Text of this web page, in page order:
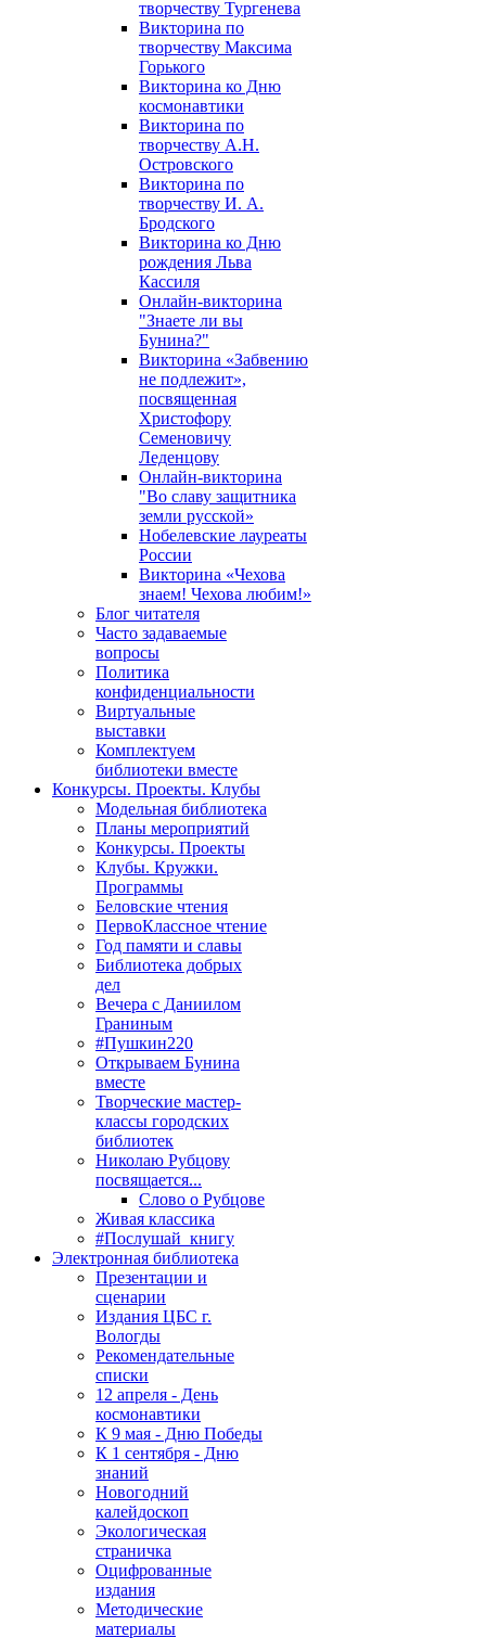
творчеству Тургенева
Викторина по
творчеству Максима
Горького
Викторина ко Дню
космонавтики
Викторина по
творчеству А.Н.
Островского
Викторина по
творчеству И. А.
Бродского
Викторина ко Дню
рождения Льва
Кассиля
Онлайн-викторина
"Знаете ли вы
Бунина?"
Викторина «Забвению
не подлежит»,
посвященная
Христофору
Семеновичу
Леденцову
Онлайн-викторина
"Во славу защитника
земли русской»
Нобелевские лауреаты
России
Викторина «Чехова
знаем! Чехова любим!»
Блог читателя
Часто задаваемые
вопросы
Политика
конфиденциальности
Виртуальные
выставки
Комплектуем
библиотеки вместе
Конкурсы. Проекты. Клубы
Модельная библиотека
Планы мероприятий
Конкурсы. Проекты
Клубы. Кружки.
Программы
Беловские чтения
ПервоКлассное чтение
Год памяти и славы
Библиотека добрых
дел
Вечера с Даниилом
Граниным
#Пушкин220
Открываем Бунина
вместе
Творческие мастер-
классы городских
библиотек
Николаю Рубцову
посвящается...
Слово о Рубцове
Живая классика
#Послушай_книгу
Электронная библиотека
Презентации и
сценарии
Издания ЦБС г.
Вологды
Рекомендательные
списки
12 апреля - День
космонавтики
К 9 мая - Дню Победы
К 1 сентября - Дню
знаний
Новогодний
калейдоскоп
Экологическая
страничка
Оцифрованные
издания
Методические
материалы